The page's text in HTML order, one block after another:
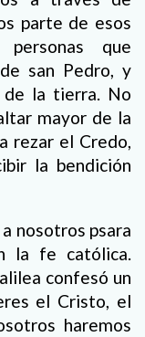
parte de esos
que
san Pedro, y
de la tierra. No
mayor de la
rezar el Credo,
la bendición
nosotros psara
la fe católica.
confesó un
el Cristo, el
haremos